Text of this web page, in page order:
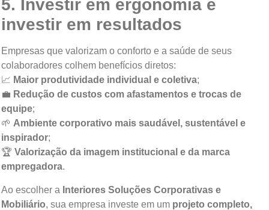
5. Investir em ergonomia é
investir em resultados
Empresas que valorizam o conforto e a saúde de seus
colaboradores colhem benefícios diretos:
📈 Maior produtividade individual e coletiva;
💼 Redução de custos com afastamentos e trocas de
equipe;
🌱 Ambiente corporativo mais saudável, sustentável e
inspirador;
🏆 Valorização da imagem institucional e da marca
empregadora.
Ao escolher a Interiores Soluções Corporativas e
Mobiliário, sua empresa investe em um projeto completo,